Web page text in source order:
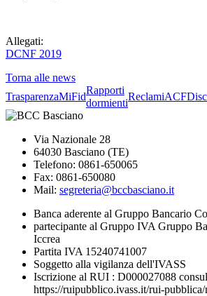
Allegati:
DCNF 2019
Torna alle news
TrasparenzaMiFid
Rapporti
dormienti
ReclamiACF
Via Nazionale 28
64030 Basciano (TE)
Telefono: 0861-650065
Fax: 0861-650080
Mail: segreteria@bccbasciano.it
Banca aderente al Gruppo Bancario
partecipante al Gruppo IVA Gruppo
Iccrea
Partita IVA 15240741007
Soggetto alla vigilanza dell'IVASS
Iscrizione al RUI : D000027088
https://ruipubblico.ivass.it/rui-pubblica/